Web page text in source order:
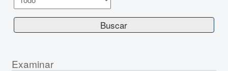
Examinar